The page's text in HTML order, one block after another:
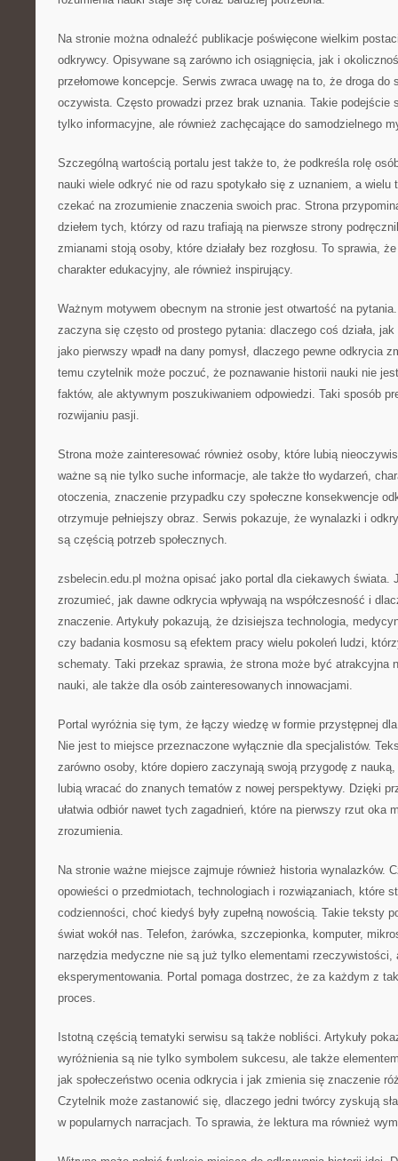
Na stronie można odnaleźć publikacje poświęcone wielkim
odkrywcy. Opisywane są zarówno ich osiągnięcia, jak i
przełomowe koncepcje. Serwis zwraca uwagę na to, że droga do
oczywista. Często prowadzi przez brak uznania. Takie podejście
tylko informacyjne, ale również zachęcające do samodzielnego
Szczególną wartością portalu jest także to, że podkreśla rolę
nauki wiele odkryć nie od razu spotykało się z uznaniem, a wielu
czekać na zrozumienie znaczenia swoich prac. Strona
dziełem tych, którzy od razu trafiają na pierwsze strony
zmianami stoją osoby, które działały bez rozgłosu. To sprawia,
charakter edukacyjny, ale również inspirujący.
Ważnym motywem obecnym na stronie jest otwartość na
zaczyna się często od prostego pytania: dlaczego coś działa, jak
jako pierwszy wpadł na dany pomysł, dlaczego pewne odkrycia
temu czytelnik może poczuć, że poznawanie historii nauki nie
faktów, ale aktywnym poszukiwaniem odpowiedzi. Taki sposób
rozwijaniu pasji.
Strona może zainteresować również osoby, które lubią
ważne są nie tylko suche informacje, ale także tło wydarzeń,
otoczenia, znaczenie przypadku czy społeczne konsekwencje
otrzymuje pełniejszy obraz. Serwis pokazuje, że wynalazki i
są częścią potrzeb społecznych.
zsbelecin.edu.pl można opisać jako portal dla ciekawych świata.
zrozumieć, jak dawne odkrycia wpływają na współczesność i
znaczenie. Artykuły pokazują, że dzisiejsza technologia,
czy badania kosmosu są efektem pracy wielu pokoleń ludzi,
schematy. Taki przekaz sprawia, że strona może być atrakcyjna
nauki, ale także dla osób zainteresowanych innowacjami.
Portal wyróżnia się tym, że łączy wiedzę w formie przystępnej
Nie jest to miejsce przeznaczone wyłącznie dla specjalistów.
zarówno osoby, które dopiero zaczynają swoją przygodę z
lubią wracać do znanych tematów z nowej perspektywy. Dzięki
ułatwia odbiór nawet tych zagadnień, które na pierwszy rzut oka
zrozumienia.
Na stronie ważne miejsce zajmuje również historia wynalazków.
opowieści o przedmiotach, technologiach i rozwiązaniach, które
codzienności, choć kiedyś były zupełną nowością. Takie teksty
świat wokół nas. Telefon, żarówka, szczepionka, komputer,
narzędzia medyczne nie są już tylko elementami rzeczywistości,
eksperymentowania. Portal pomaga dostrzec, że za każdym z
proces.
Istotną częścią tematyki serwisu są także nobliści. Artykuły
wyróżnienia są nie tylko symbolem sukcesu, ale także
jak społeczeństwo ocenia odkrycia i jak zmienia się znaczenie
Czytelnik może zastanowić się, dlaczego jedni twórcy zyskują
w popularnych narracjach. To sprawia, że lektura ma również